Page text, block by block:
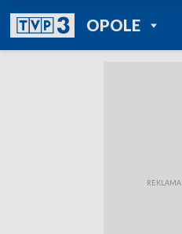
OPOLEPOWRÓT DO
TVP REGIONY